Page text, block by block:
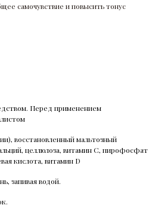
самочувствие и повысить тонус
Перед применением
восстановленный мальтозный
целлюлоза, витамин С, пирофосфат
кислота, витамин D
запивая водой.